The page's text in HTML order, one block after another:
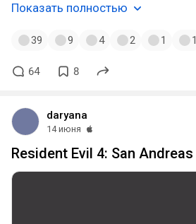
Показать полностью
39 9 4 2 1 1
64 8
daryana
14 июня
Resident Evil 4: San Andreas